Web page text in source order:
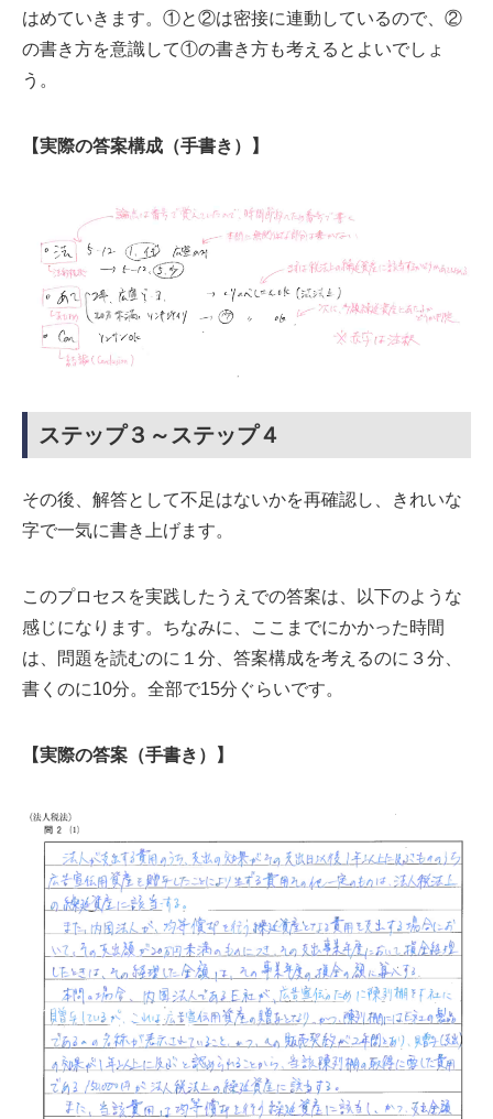
はめていきます。①と②は密接に連動しているので、②
の書き方を意識して①の書き方も考えるとよいでしょ
う。
【実際の答案構成（手書き）】
ステップ３～ステップ４
その後、解答として不足はないかを再確認し、きれいな
字で一気に書き上げます。
このプロセスを実践したうえでの答案は、以下のような
感じになります。ちなみに、ここまでにかかった時間
は、問題を読むのに１分、答案構成を考えるのに３分、
書くのに10分。全部で15分ぐらいです。
【実際の答案（手書き）】